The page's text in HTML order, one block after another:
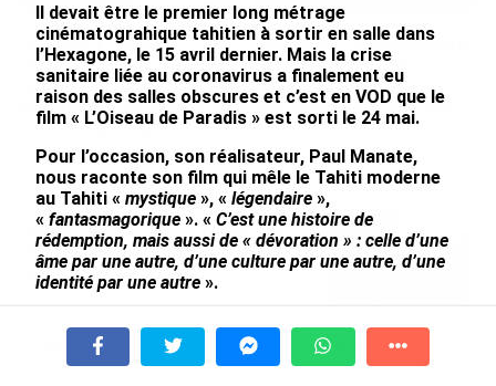
De Messi à Trump :
l’expérience internationale
du Martiniquais Benoît Etinof
au service du Karibea Sainte-
Luce en Martinique
le 07/08/2026
Avec VEENI, le Guadeloupéen
Yanis Foy entend participer
au développement
touristique des Outre-mer
Après 5 ans à la SARA aux Antilles,
Olivier Cotta prend la direction
générale de...
le 05/08/2026
En juin 2026, les prix à la
consommation diminuent à
À la une Tv Radio A Propos
Il devait être le premier long métrage
cinématograhique tahitien à sortir en salle dans
l’Hexagone, le 15 avril dernier. Mais la crise
sanitaire liée au coronavirus a finalement eu
raison des salles obscures et c’est en VOD que le
film « L’Oiseau de Paradis » est sorti le 24 mai.
Pour l’occasion, son réalisateur, Paul Manate,
nous raconte son film qui mêle le Tahiti moderne
au Tahiti « mystique », « légendaire »,
« fantasmagorique ». « C’est une histoire de
rédemption, mais aussi de « dévoration » : celle d’une
âme par une autre, d’une culture par une autre, d’une
identité par une autre ».
temps, nous raconter votre parcours ? Qu’est-ce
qui vous a mené à devenir réalisateur ?